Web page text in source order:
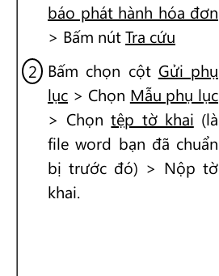
báo phát hành hóa đơn
> Bấm nútTra cứu
Bấm chọn cột Gửi phụ
lục > Chọn Mẫu phụ lục
> Chọntệp tờ khai (là
file word bạn đã chuẩn
bị trước đó) > Nộp tờ
khai.